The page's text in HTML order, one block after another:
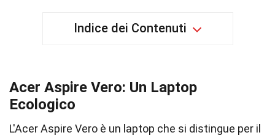
Indice dei Contenuti
Acer Aspire Vero: Un Laptop
Ecologico
L'Acer Aspire Vero è un laptop che si distingue per il